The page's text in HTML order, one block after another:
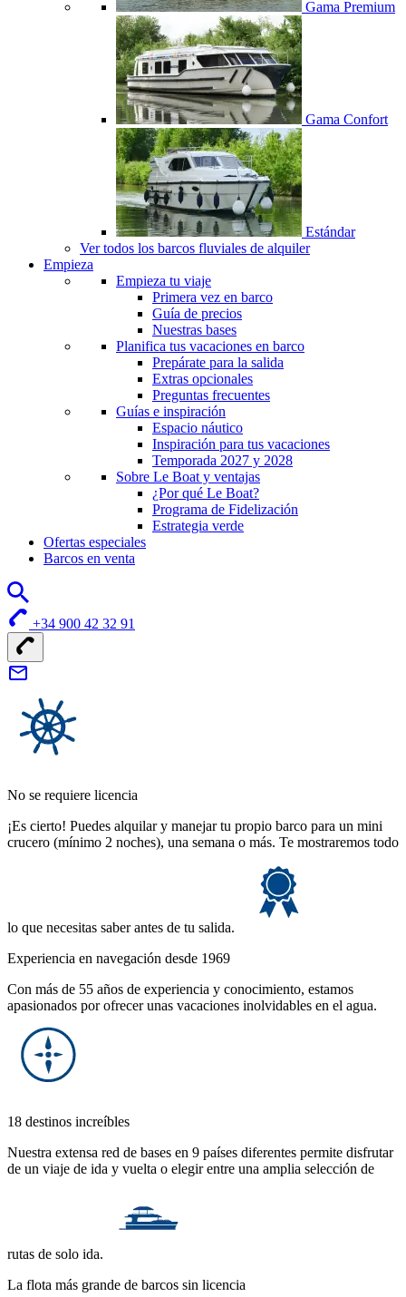
Gama Premium
Gama Confort
Estándar
Ver todos los barcos fluviales de alquiler
Empieza
Empieza tu viaje
Primera vez en barco
Guía de precios
Nuestras bases
Planifica tus vacaciones en barco
Prepárate para la salida
Extras opcionales
Preguntas frecuentes
Guías e inspiración
Espacio náutico
Inspiración para tus vacaciones
Temporada 2027 y 2028
Sobre Le Boat y ventajas
¿Por qué Le Boat?
Programa de Fidelización
Estrategia verde
Ofertas especiales
Barcos en venta
+34 900 42 32 91
No se requiere licencia
¡Es cierto! Puedes alquilar y manejar tu propio barco para un mini
crucero (mínimo 2 noches), una semana o más. Te mostraremos todo
lo que necesitas saber antes de tu salida.
Experiencia en navegación desde 1969
Con más de 55 años de experiencia y conocimiento, estamos
apasionados por ofrecer unas vacaciones inolvidables en el agua.
18 destinos increíbles
Nuestra extensa red de bases en 9 países diferentes permite disfrutar
de un viaje de ida y vuelta o elegir entre una amplia selección de
rutas de solo ida.
La flota más grande de barcos sin licencia